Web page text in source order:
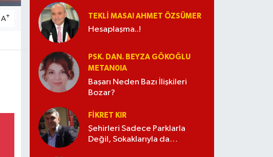
A+ TEKLI MASA! AHMET ÖZSÜMER
Hesaplaşma..!
PSK. DAN. BEYZA GÖKOĞLU
METAN0IA
Başarı Neden Bazı İlişkileri
Bozar?
FIKRET KIR
Şehirleri Sadece Parklarla
Değil, Sokaklarıyla da